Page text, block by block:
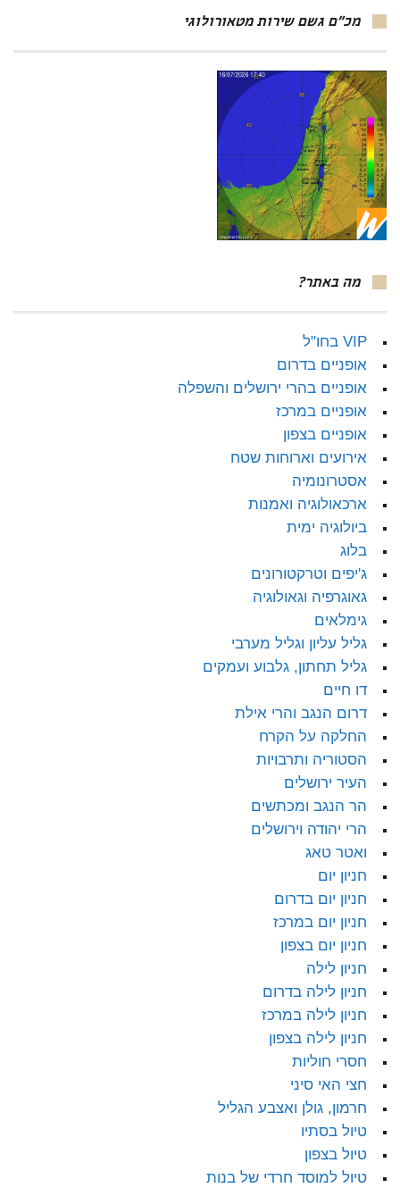
מכ"ם גשם שירות מטאורולוגי
מה באתר?
VIP בחו"ל
אופניים בדרום
אופניים בהרי ירושלים והשפלה
אופניים במרכז
אופניים בצפון
אירועים וארוחות שטח
אסטרונומיה
ארכאולוגיה ואמנות
ביולוגיה ימית
בלוג
ג'יפים וטרקטורונים
גאוגרפיה וגאולוגיה
גימלאים
גליל עליון וגליל מערבי
גליל תחתון, גלבוע ועמקים
דו חיים
דרום הנגב והרי אילת
החלקה על הקרח
הסטוריה ותרבויות
העיר ירושלים
הר הנגב ומכתשים
הרי יהודה וירושלים
ואטר טאג
חניון יום
חניון יום בדרום
חניון יום במרכז
חניון יום בצפון
חניון לילה
חניון לילה בדרום
חניון לילה במרכז
חניון לילה בצפון
חסרי חוליות
חצי האי סיני
חרמון, גולן ואצבע הגליל
טיול בסתיו
טיול בצפון
טיול למוסד חרדי של בנות